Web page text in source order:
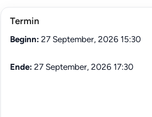
Termin
Beginn: 27 September, 2026 15:30
Ende: 27 September, 2026 17:30